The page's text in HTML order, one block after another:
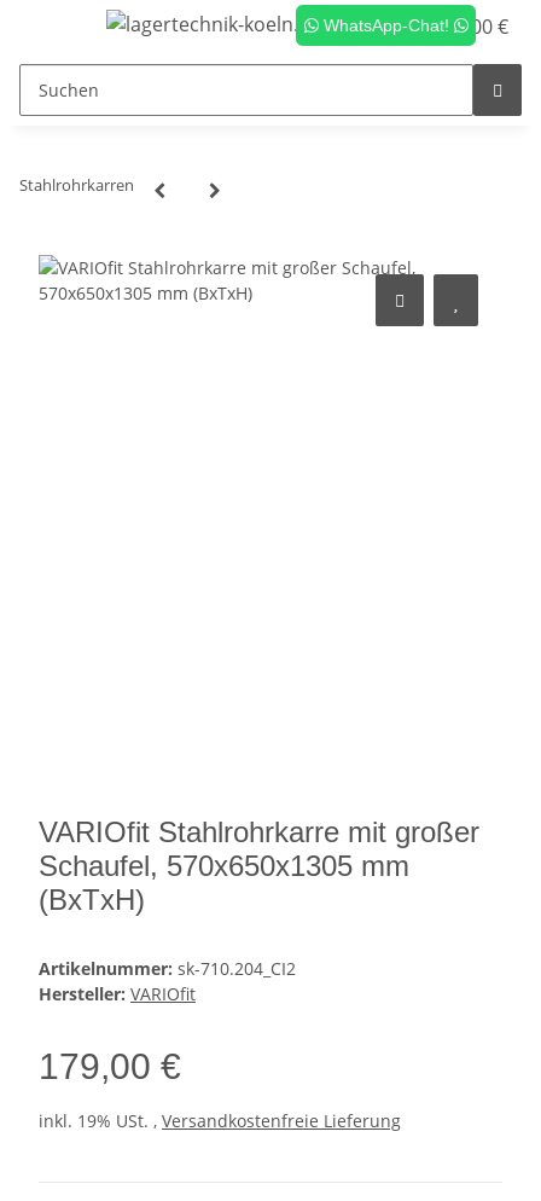
WhatsApp-Chat! 0,00 €
Stahlrohrkarren
VARIOfit Stahlrohrkarre mit großer
Schaufel, 570x650x1305 mm
(BxTxH)
Artikelnummer: sk-710.204_CI2
Hersteller: VARIOfit
179,00 €
inkl. 19% USt. , Versandkostenfreie Lieferung